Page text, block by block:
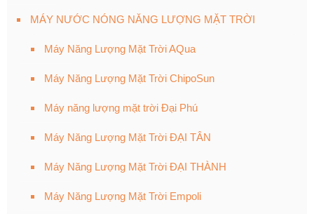
MÁY NƯỚC NÓNG NĂNG LƯỢNG MẶT TRỜI
Máy Năng Lượng Mặt Trời AQua
Máy Năng Lượng Mặt Trời ChipoSun
Máy năng lượng mặt trời Đại Phú
Máy Năng Lượng Mặt Trời ĐẠI TÂN
Máy Năng Lượng Mặt Trời ĐẠI THÀNH
Máy Năng Lượng Mặt Trời Empoli